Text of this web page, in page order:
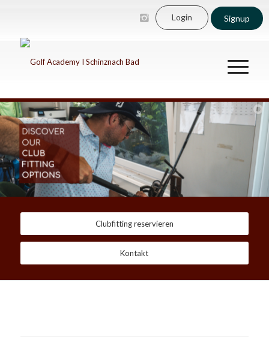
Login Signup
Clubfitting reservieren
Kontakt